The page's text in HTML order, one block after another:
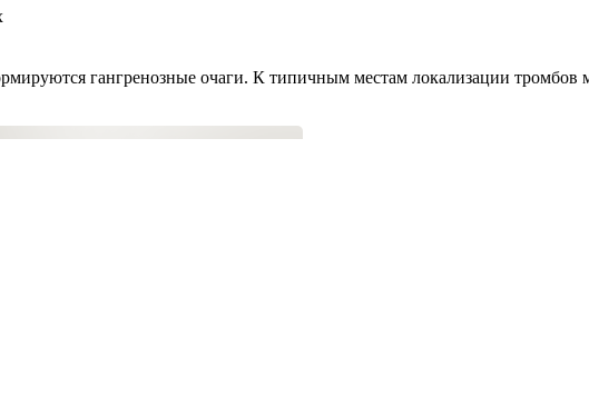
гангренозные очаги. К типичным местам локализации тромбов